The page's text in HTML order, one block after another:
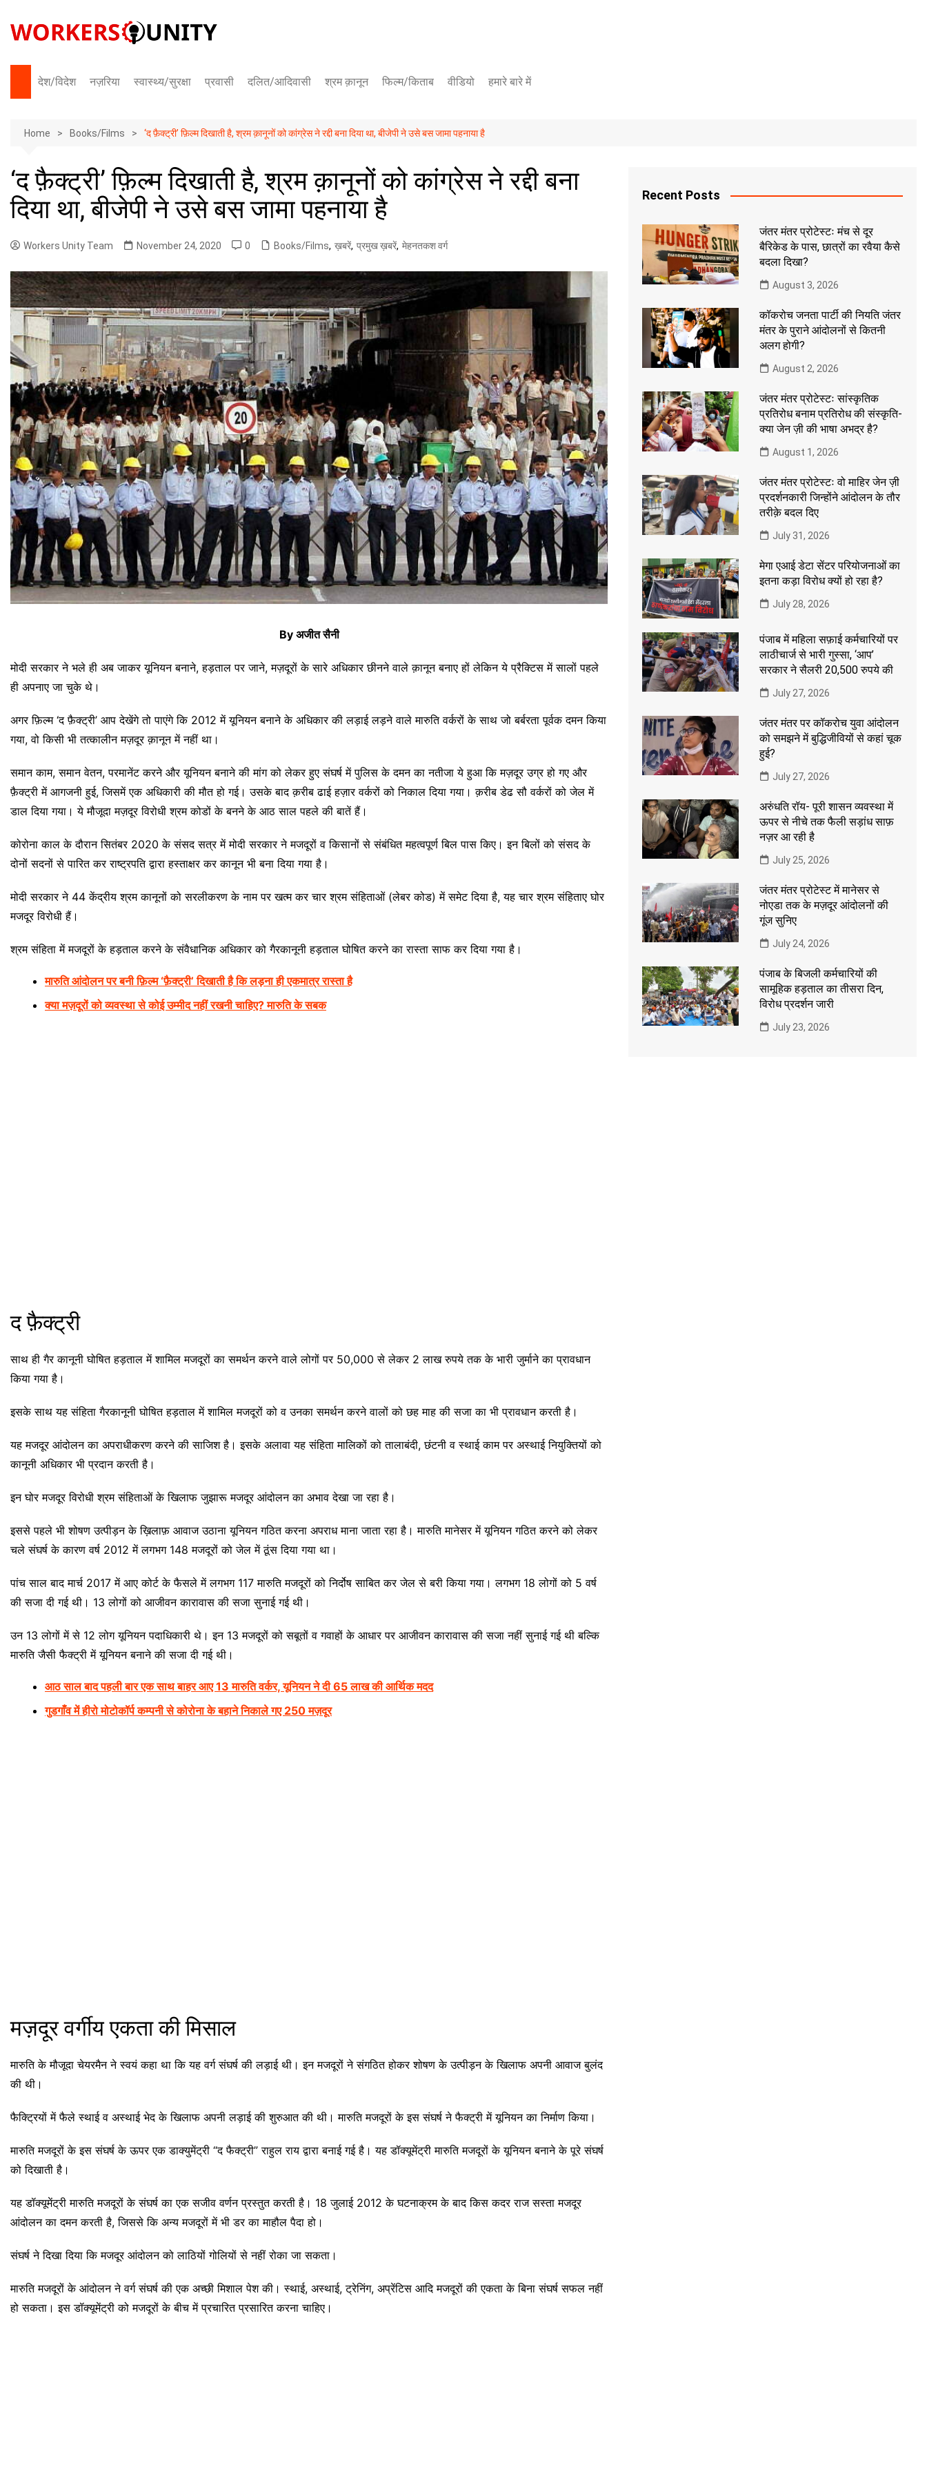
content
देश/विदेश
अंतराष्ट्रीय
नज़रिया स्वास्थ्य/सुरक्षा प्रवासी दलित/आदिवासी श्रम क़ानून फिल्म/किताब वीडियो
फेसबुक पेज
हमारे बारे में
Home Books/Films ‘द फ़ैक्ट्री’ फ़िल्म दिखाती है, श्रम क़ानूनों को कांग्रेस ने रद्दी बना दिया था, बीजेपी ने उसे बस जामा पहनाया है
‘द फ़ैक्ट्री’ फ़िल्म दिखाती है, श्रम क़ानूनों को कांग्रेस ने रद्दी बना
दिया था, बीजेपी ने उसे बस जामा पहनाया है
Workers Unity Team November 24, 2020 0 Books/Films, ख़बरें, प्रमुख ख़बरें, मेहनतकश वर्ग
By अजीत सैनी
मोदी सरकार ने भले ही अब जाकर यूनियन बनाने, हड़ताल पर जाने, मज़दूरों के सारे अधिकार छीनने वाले क़ानून बनाए हों लेकिन ये प्रैक्टिस में सालों पहले
ही अपनाए जा चुके थे।
अगर फ़िल्म ‘द फ़ैक्ट्री’ आप देखेंगे तो पाएंगे कि 2012 में यूनियन बनाने के अधिकार की लड़ाई लड़ने वाले मारुति वर्करों के साथ जो बर्बरता पूर्वक दमन किया
गया, वो किसी भी तत्कालीन मज़दूर क़ानून में नहीं था।
समान काम, समान वेतन, परमानेंट करने और यूनियन बनाने की मांग को लेकर हुए संघर्ष में पुलिस के दमन का नतीजा ये हुआ कि मज़दूर उग्र हो गए और
फ़ैक्ट्री में आगजनी हुई, जिसमें एक अधिकारी की मौत हो गई। उसके बाद क़रीब ढाई हज़ार वर्करों को निकाल दिया गया। क़रीब डेढ सौ वर्करों को जेल में
डाल दिया गया। ये मौजूदा मज़दूर विरोधी श्रम कोडों के बनने के आठ साल पहले की बातें हैं।
कोरोना काल के दौरान सितंबर 2020 के संसद सत्र में मोदी सरकार ने मजदूरों व किसानों से संबंधित महत्वपूर्ण बिल पास किए। इन बिलों को संसद के
दोनों सदनों से पारित कर राष्ट्रपति द्वारा हस्ताक्षर कर कानून भी बना दिया गया है।
मोदी सरकार ने 44 केंद्रीय श्रम कानूनों को सरलीकरण के नाम पर खत्म कर चार श्रम संहिताओं (लेबर कोड) में समेट दिया है, यह चार श्रम संहिताए घोर
मजदूर विरोधी हैं।
श्रम संहिता में मजदूरों के हड़ताल करने के संवैधानिक अधिकार को गैरकानूनी हड़ताल घोषित करने का रास्ता साफ कर दिया गया है।
मारुति आंदोलन पर बनी फ़िल्म ‘फ़ैक्ट्री’ दिखाती है कि लड़ना ही एकमात्र रास्ता है
क्या मज़दूरों को व्यवस्था से कोई उम्मीद नहीं रखनी चाहिए? मारुति के सबक
द फ़ैक्ट्री
साथ ही गैर कानूनी घोषित हड़ताल में शामिल मजदूरों का समर्थन करने वाले लोगों पर 50,000 से लेकर 2 लाख रुपये तक के भारी जुर्माने का प्रावधान
किया गया है।
इसके साथ यह संहिता गैरकानूनी घोषित हड़ताल में शामिल मजदूरों को व उनका समर्थन करने वालों को छह माह की सजा का भी प्रावधान करती है।
यह मजदूर आंदोलन का अपराधीकरण करने की साजिश है। इसके अलावा यह संहिता मालिकों को तालाबंदी, छंटनी व स्थाई काम पर अस्थाई नियुक्तियों को
कानूनी अधिकार भी प्रदान करती है।
इन घोर मजदूर विरोधी श्रम संहिताओं के खिलाफ जुझारू मजदूर आंदोलन का अभाव देखा जा रहा है।
इससे पहले भी शोषण उत्पीड़न के ख़िलाफ़ आवाज उठाना यूनियन गठित करना अपराध माना जाता रहा है। मारुति मानेसर में यूनियन गठित करने को लेकर
चले संघर्ष के कारण वर्ष 2012 में लगभग 148 मजदूरों को जेल में ठूंस दिया गया था।
पांच साल बाद मार्च 2017 में आए कोर्ट के फैसले में लगभग 117 मारुति मजदूरों को निर्दोष साबित कर जेल से बरी किया गया। लगभग 18 लोगों को 5 वर्ष
की सजा दी गई थी। 13 लोगों को आजीवन कारावास की सजा सुनाई गई थी।
उन 13 लोगों में से 12 लोग यूनियन पदाधिकारी थे। इन 13 मजदूरों को सबूतों व गवाहों के आधार पर आजीवन कारावास की सजा नहीं सुनाई गई थी बल्कि
मारुति जैसी फैक्ट्री में यूनियन बनाने की सजा दी गई थी।
आठ साल बाद पहली बार एक साथ बाहर आए 13 मारुति वर्कर, यूनियन ने दी 65 लाख की आर्थिक मदद
गुडगाँव में हीरो मोटोकॉर्प कम्पनी से कोरोना के बहाने निकाले गए 250 मज़दूर
मज़दूर वर्गीय एकता की मिसाल
मारुति के मौजूदा चेयरमैन ने स्वयं कहा था कि यह वर्ग संघर्ष की लड़ाई थी। इन मजदूरों ने संगठित होकर शोषण के उत्पीड़न के खिलाफ अपनी आवाज बुलंद
की थी।
फैक्ट्रियों में फैले स्थाई व अस्थाई भेद के खिलाफ अपनी लड़ाई की शुरुआत की थी। मारुति मजदूरों के इस संघर्ष ने फैक्ट्री में यूनियन का निर्माण किया।
मारुति मजदूरों के इस संघर्ष के ऊपर एक डाक्युमेंट्री “द फैक्ट्री” राहुल राय द्वारा बनाई गई है। यह डॉक्यूमेंट्री मारुति मजदूरों के यूनियन बनाने के पूरे संघर्ष
को दिखाती है।
यह डॉक्यूमेंट्री मारुति मजदूरों के संघर्ष का एक सजीव वर्णन प्रस्तुत करती है। 18 जुलाई 2012 के घटनाक्रम के बाद किस कदर राज सस्ता मजदूर
आंदोलन का दमन करती है, जिससे कि अन्य मजदूरों में भी डर का माहौल पैदा हो।
संघर्ष ने दिखा दिया कि मजदूर आंदोलन को लाठियों गोलियों से नहीं रोका जा सकता।
मारुति मजदूरों के आंदोलन ने वर्ग संघर्ष की एक अच्छी मिशाल पेश की। स्थाई, अस्थाई, ट्रेनिंग, अप्रेंटिस आदि मजदूरों की एकता के बिना संघर्ष सफल नहीं
हो सकता। इस डॉक्यूमेंट्री को मजदूरों के बीच में प्रचारित प्रसारित करना चाहिए।
Recent Posts
जंतर मंतर प्रोटेस्टः मंच से दूर
बैरिकेड के पास, छात्रों का रवैया कैसे
बदला दिखा?
August 3, 2026
कॉकरोच जनता पार्टी की नियति जंतर
मंतर के पुराने आंदोलनों से कितनी
अलग होगी?
August 2, 2026
जंतर मंतर प्रोटेस्टः सांस्कृतिक
प्रतिरोध बनाम प्रतिरोध की संस्कृति-
क्या जेन ज़ी की भाषा अभद्र है?
August 1, 2026
जंतर मंतर प्रोटेस्टः वो माहिर जेन ज़ी
प्रदर्शनकारी जिन्होंने आंदोलन के तौर
तरीक़े बदल दिए
July 31, 2026
मेगा एआई डेटा सेंटर परियोजनाओं का
इतना कड़ा विरोध क्यों हो रहा है?
July 28, 2026
पंजाब में महिला सफ़ाई कर्मचारियों पर
लाठीचार्ज से भारी गुस्सा, ‘आप’
सरकार ने सैलरी 20,500 रुपये की
July 27, 2026
जंतर मंतर पर कॉकरोच युवा आंदोलन
को समझने में बुद्धिजीवियों से कहां चूक
हुई?
July 27, 2026
अरुंधति रॉय- पूरी शासन व्यवस्था में
ऊपर से नीचे तक फैली सड़ांध साफ़
नज़र आ रही है
July 25, 2026
जंतर मंतर प्रोटेस्ट में मानेसर से
नोएडा तक के मज़दूर आंदोलनों की
गूंज सुनिए
July 24, 2026
पंजाब के बिजली कर्मचारियों की
सामूहिक हड़ताल का तीसरा दिन,
विरोध प्रदर्शन जारी
July 23, 2026